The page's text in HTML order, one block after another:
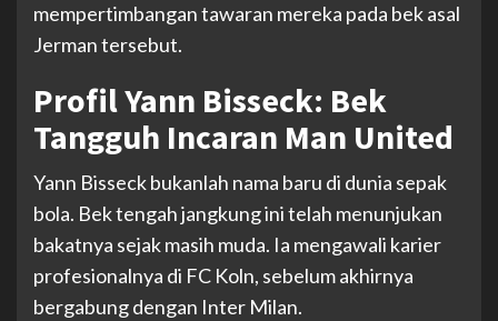
mempertimbangan tawaran mereka pada bek asal
Jerman tersebut.
Profil Yann Bisseck: Bek
Tangguh Incaran Man United
Yann Bisseck bukanlah nama baru di dunia sepak
bola. Bek tengah jangkung ini telah menunjukan
bakatnya sejak masih muda. Ia mengawali karier
profesionalnya di FC Koln, sebelum akhirnya
bergabung dengan Inter Milan.